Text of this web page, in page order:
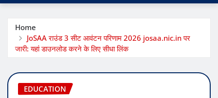
Home
JoSAA राउंड 3 सीट आवंटन परिणाम 2026 josaa.nic.in पर
जारी: यहां डाउनलोड करने के लिए सीधा लिंक
EDUCATION